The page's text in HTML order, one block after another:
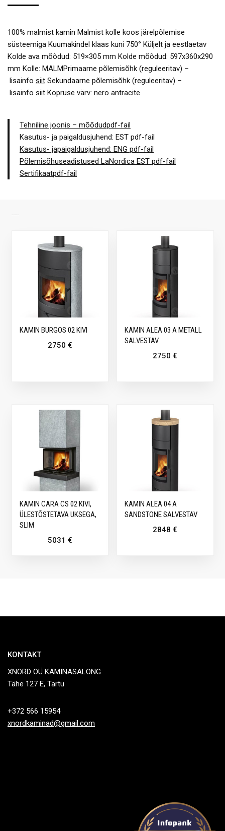
100% malmist kamin Malmist kolle koos järelpõlemise
süsteemiga Kuumakindel klaas kuni 750° Küljelt ja eestlaetav
Kolde ava mõõdud: 519×305 mm Kolde mõõdud: 597x360x290
mm Kolle: MALMPrimaarne põlemisõhk (reguleeritav) –
lisainfo siit Sekundaarne põlemisõhk (reguleeritav) –
lisainfo siit Kopruse värv: nero antracite
Tehniline joonis – mõõdudpdf-fail
Kasutus- ja paigaldusjuhend: EST pdf-fail
Kasutus- japaigaldusjuhend: ENG pdf-fail
Põlemisõhuseadistused LaNordica EST pdf-fail
Sertifikaatpdf-fail
KAMIN BURGOS 02 KIVI
2750 €
KAMIN ALEA 03 A METALL
SALVESTAV
2750€
KAMIN CARA CS 02 KIVI,
ÜLESTÕSTETAVA UKSEGA,
SLIM
5031 €
KAMIN ALEA 04 A
SANDSTONE SALVESTAV
2848€
KONTAKT
XNORD OÜ KAMINASALONG
Tähe 127 E, Tartu
+372 566 15954
xnordkaminad@gmail.com